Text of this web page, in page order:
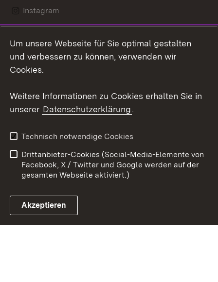
Instagram
Social Wall
Youtube
Link zum Landesportal
Kontakt
Datenschutz
Barrierefreiheit
Impressum Cookies
Um unsere Webseite für Sie optimal gestalten
und verbessern zu können, verwenden wir
Cookies.
Weitere Informationen zu Cookies erhalten Sie in
unserer Datenschutzerklärung.
Technisch notwendige Cookies
Drittanbieter-Cookies (Social-Media-Elemente von
Facebook, X / Twitter und Google werden auf der
gesamten Webseite aktiviert.)
Akzeptieren